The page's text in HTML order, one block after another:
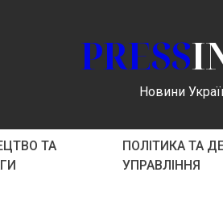
PRESS
Новини
ТА
ПОЛІТИКА ТА
УПРАВЛІННЯ